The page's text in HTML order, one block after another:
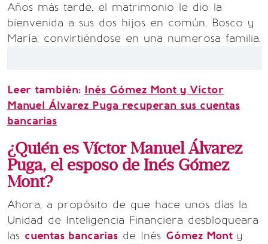
Años más tarde, el matrimonio le dio la
bienvenida a sus dos hijos en común, Bosco y
María, convirtiéndose en una numerosa familia.
Leer también: Inés Gómez Mont y Víctor
Manuel Álvarez Puga recuperan sus cuentas
bancarias
¿Quién es Víctor Manuel Álvarez
Puga, el esposo de Inés Gómez
Mont?
Ahora, a propósito de que hace unos días la
Unidad de Inteligencia Financiera desbloqueara
las cuentas bancarias de Inés Gómez Mont y